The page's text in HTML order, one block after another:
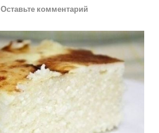
Оставьте комментарий